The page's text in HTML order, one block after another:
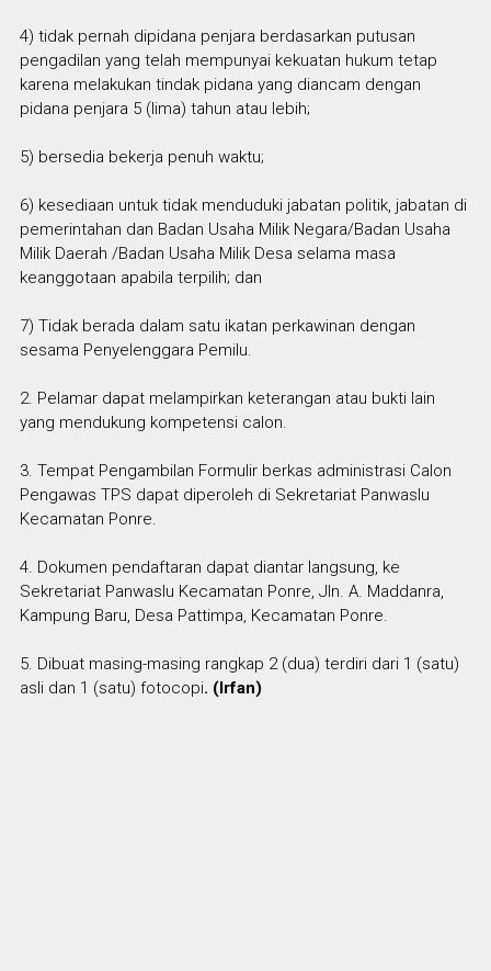
4) tidak pernah dipidana penjara berdasarkan putusan
pengadilan yang telah mempunyai kekuatan hukum tetap
karena melakukan tindak pidana yang diancam dengan
pidana penjara 5 (lima) tahun atau lebih;
5) bersedia bekerja penuh waktu;
6) kesediaan untuk tidak menduduki jabatan politik, jabatan di
pemerintahan dan Badan Usaha Milik Negara/Badan Usaha
Milik Daerah /Badan Usaha Milik Desa selama masa
keanggotaan apabila terpilih; dan
7) Tidak berada dalam satu ikatan perkawinan dengan
sesama Penyelenggara Pemilu.
2. Pelamar dapat melampirkan keterangan atau bukti lain
yang mendukung kompetensi calon.
3. Tempat Pengambilan Formulir berkas administrasi Calon
Pengawas TPS dapat diperoleh di Sekretariat Panwaslu
Kecamatan Ponre.
4. Dokumen pendaftaran dapat diantar langsung, ke
Sekretariat Panwaslu Kecamatan Ponre, Jln. A. Maddanra,
Kampung Baru, Desa Pattimpa, Kecamatan Ponre.
5. Dibuat masing-masing rangkap 2 (dua) terdiri dari 1 (satu)
asli dan 1 (satu) fotocopi. (Irfan)